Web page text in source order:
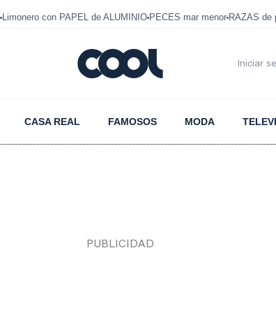
Limonero con PAPEL de ALUMINIO PECES mar menor RAZAS de
Iniciar
CASA REAL FAMOSOS MODA